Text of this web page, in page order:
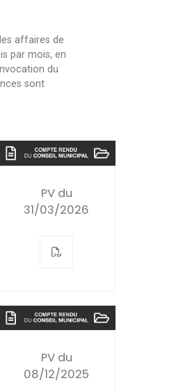
affaires de
par mois, en
du
sont
PV du
31/03/2026
PV du
08/12/2025